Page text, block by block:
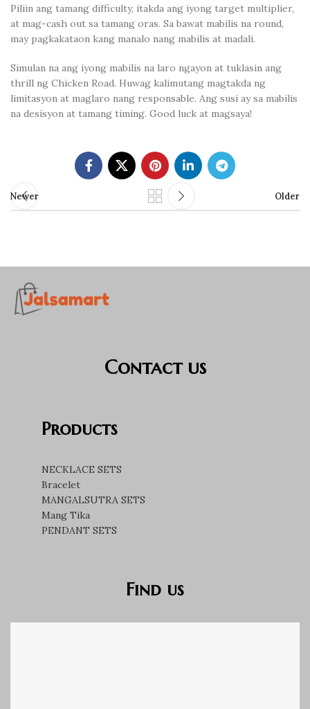
Piliin ang tamang difficulty, itakda ang iyong target multiplier,
at mag-cash out sa tamang oras. Sa bawat mabilis na round,
may pagkakataon kang manalo nang mabilis at madali.
Simulan na ang iyong mabilis na laro ngayon at tuklasin ang
thrill ng Chicken Road. Huwag kalimutang magtakda ng
limitasyon at maglaro nang responsable. Ang susi ay sa mabilis
na desisyon at tamang timing. Good luck at magsaya!
Newer Older
Contact us
Products
NECKLACE SETS
Bracelet
MANGALSUTRA SETS
Mang Tika
PENDANT SETS
Find us